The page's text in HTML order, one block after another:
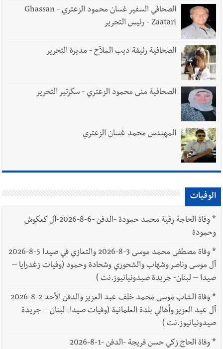
الصحافي السفير غسان محمود الزعتري - Ghassan
Zaatari - رئيس التحرير
الصحافية رئيفة ديب الملاّح - مديرة التحرير
الصحافية منى محمود الزعتري - سكرتير التحرير
المهندس محمد غسان الزعتري
الوفيات
*
وفاة الحاجة رقية محمد حمودة -الدفن -6-8-2026-آل كعكوش
وحمودة
*
وفاة مصطفى محمد موسى 3-8-2026 والتعازي في صيدا 5-8-2026
آل موسى وناصر وشهاب والشحوري وشحادة وحمود (وفيات زغدرايا –
صيدا – لبنان- جريدة صيدونيانيوز.نت )
*
وفاة الشاب موسى محمد خلف عبد العزيز والدفن الأحد 2-8-2026
آل عبد العزيز وأهالي بلدة العلمانية (وفيات صيدا- لبنان – جريدة
صيدونيانيوز.نت )
*وفاة الحاج زكي حسن فريجة -الدفن -1-8-2026